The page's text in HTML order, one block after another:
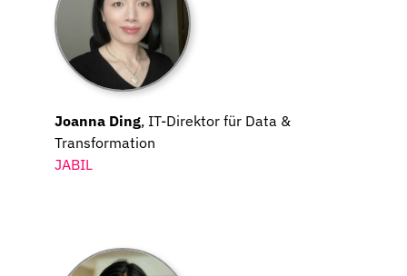
Joanna Ding, IT-Direktor für Data &
Transformation
JABIL